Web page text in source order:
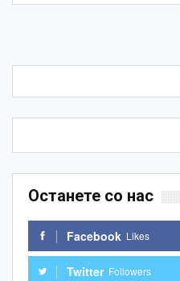
Останете со нас
Facebook Likes
Twitter Followers